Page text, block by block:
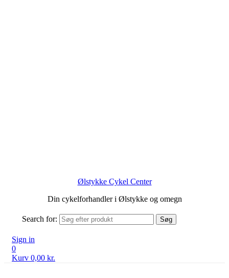
Ølstykke Cykel Center
Din cykelforhandler i Ølstykke og omegn
Search for: Søg
Sign in
0
Kurv 0,00 kr.